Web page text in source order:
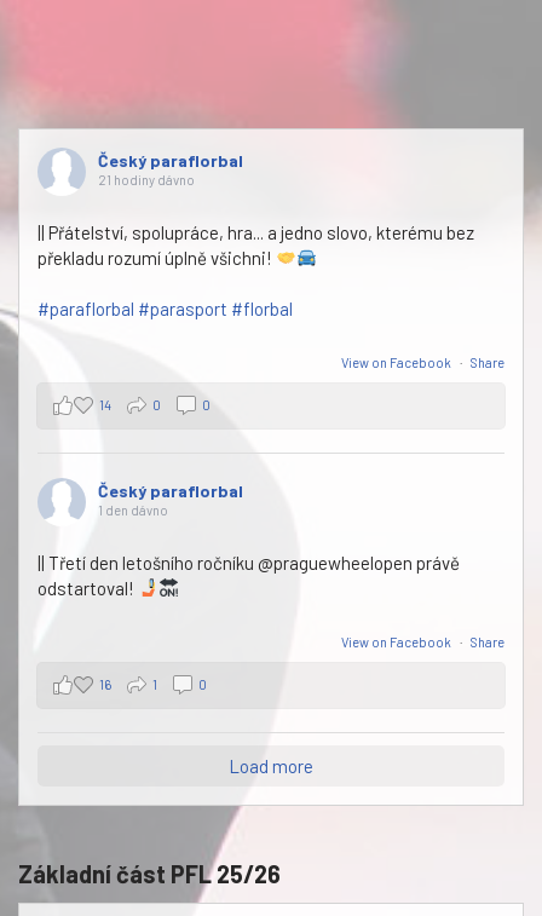
Český paraflorbal
21 hodiny dávno
|| Přátelství, spolupráce, hra... a jedno slovo, kterému bez
překladu rozumí úplně všichni!
#paraflorbal #parasport #florbal
View on Facebook · Share
14 0 0
Český paraflorbal
1 den dávno
|| Třetí den letošního ročníku @praguewheelopen právě
odstartoval!
View on Facebook · Share
16 1 0
Load more
Základní část PFL 25/26